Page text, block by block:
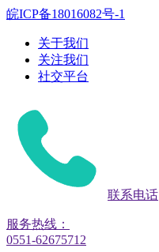
皖ICP备18016082号-1
关于我们
关注我们
社交平台
联系电话
服务热线：
0551-62675712